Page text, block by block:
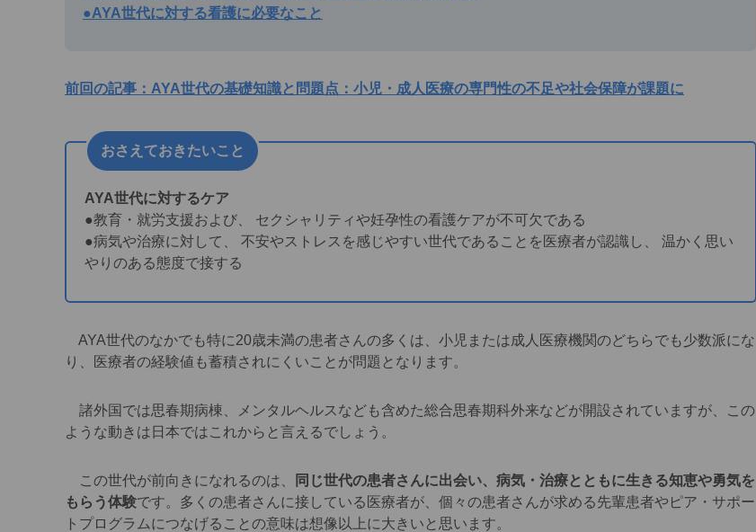
●AYA世代に対する看護に必要なこと
前回の記事：AYA世代の基礎知識と問題点：小児・成人医療の専門性の不足や社会保障が課題に
おさえておきたいこと
AYA世代に対するケア
●教育・就労支援および、 セクシャリティや妊孕性の看護ケアが不可欠である
●病気や治療に対して、 不安やストレスを感じやすい世代であることを医療者が認識し、 温かく思い
やりのある態度で接する
AYA世代のなかでも特に20歳未満の患者さんの多くは、小児または成人医療機関のどちらでも少数派にな
り、医療者の経験値も蓄積されにくいことが問題となります。
諸外国では思春期病棟、メンタルヘルスなども含めた総合思春期科外来などが開設されていますが、この
ような動きは日本ではこれからと言えるでしょう。
この世代が前向きになれるのは、
同じ世代の患者さんに出会い、病気・治療とともに生きる知恵や勇気を
もらう体験です。多くの患者さんに接している医療者が、個々の患者さんが求める先輩患者やピア・サポー
トプログラムにつなげることの意味は想像以上に大きいと思います。